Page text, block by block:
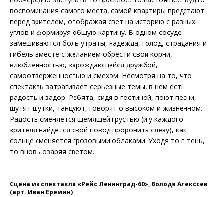
воспоминания самого места, самой квартиры предстают
перед зрителем, отображая свет на историю с разных
углов и формируя общую картину. В одном сосуде
замешиваются боль утраты, надежда, голод, страдания и
гибель вместе с желанием обрести свои корни,
влюбленностью, зарождающейся дружбой,
самоотверженностью и смехом. Несмотря на то, что
спектакль затрагивает серьезные темы, в нем есть
радость и задор. Ребята, сидя в гостиной, поют песни,
шутят шутки, танцуют, говорят о высоком и жизненном.
Радость сменяется щемящей грустью (и у каждого
зрителя найдется свой повод проронить слезу), как
солнце сменяется грозовыми облаками. Уходя то в тень,
то вновь озаряя светом.
Сцена из спектакля «Рейс Ленинград-60», Володя Алекссев
(арт. Иван Еремин)